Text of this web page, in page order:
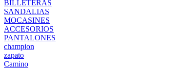
BILLETERAS
SANDALIAS
MOCASINES
ACCESORIOS
PANTALONES
champion
zapato
Camino